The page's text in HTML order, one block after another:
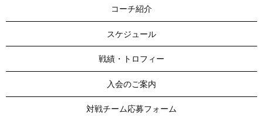
コーチ紹介
スケジュール
戦績・トロフィー
入会のご案内
対戦チーム応募フォーム